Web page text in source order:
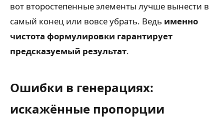
вот второстепенные элементы лучше вынести в
самый конец или вовсе убрать. Ведь именно
чистота формулировки гарантирует
предсказуемый результат.
Ошибки в генерациях:
искажённые пропорции